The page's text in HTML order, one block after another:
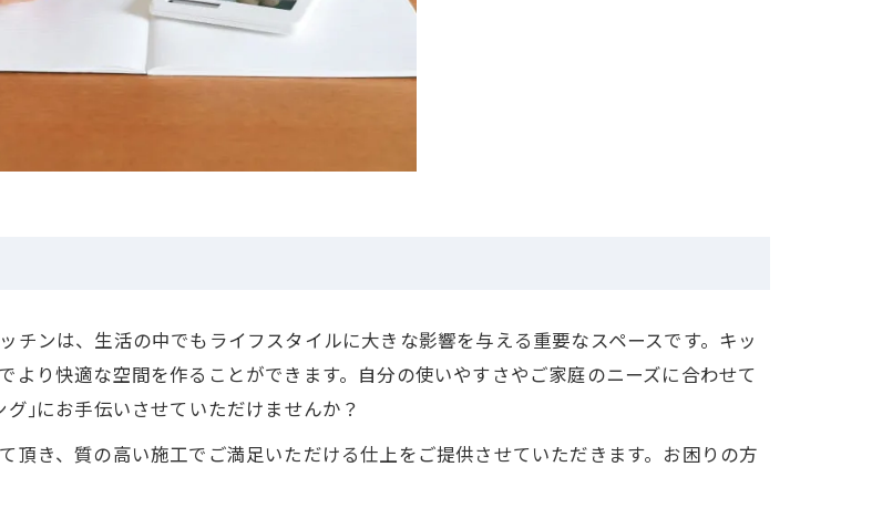
ンは、生活の中でもライフスタイルに大きな影響を与える重要なスペースです。キッ
り快適な空間を作ることができます。自分の使いやすさやご家庭のニーズに合わせて
｣にお手伝いさせていただけませんか？
頂き、質の高い施工でご満足いただける仕上をご提供させていただきます。お困りの方